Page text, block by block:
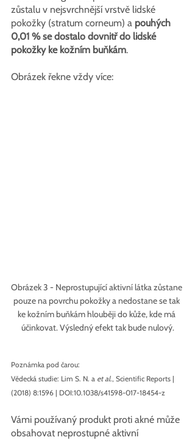
zůstalu v nejsvrchnější vrstvě lidské
pokožky (stratum corneum) a pouhých
0,01 % se dostalo dovnitř do lidské
pokožky ke kožním buňkám.
Obrázek řekne vždy více:
Obrázek 3 - Neprostupující aktivní látka zůstane
pouze na povrchu pokožky a nedostane se tak
ke kožním buňkám hlouběji do kůže, kde má
účinkovat. Výsledný efekt tak bude nulový.
Poznámka pod čarou:
Vědecká studie: Lim S. N. a et al., Scientific Reports |
(2018) 8:1596 | DOI:10.1038/s41598-017-18454-z
Vámi používaný produkt proti akné může
obsahovat neprostupné aktivní